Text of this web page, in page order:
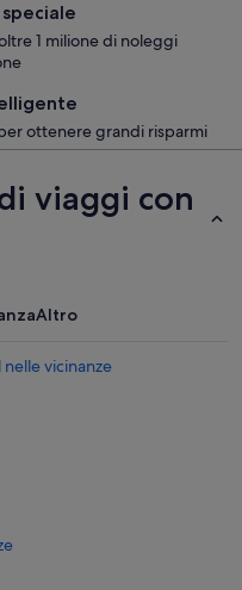
1 milione di noleggi
ottenere grandi risparmi
viaggi con
Altro
vicinanze